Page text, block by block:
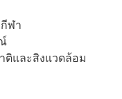
ฬา
ติและสิงแวดล้อม